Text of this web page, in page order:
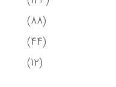
(88)
(44)
(12)